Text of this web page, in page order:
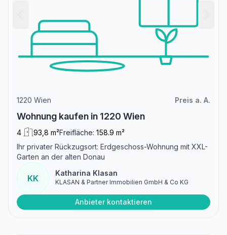
1220 Wien Preis a. A.
Wohnung kaufen in 1220 Wien
4 93,8 m²Freifläche: 158.9 m²
Ihr privater Rückzugsort: Erdgeschoss-Wohnung mit XXL-
Garten an der alten Donau
KK
Katharina Klasan
KLASAN & Partner Immobilien GmbH & Co KG
Anbieter kontaktieren